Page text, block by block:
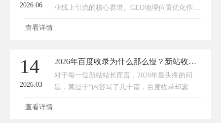
2026.06
业线上引流的核心赛道。GEO地理位置优化作为
本地商家、中小企业精准触达周边客源、抢占区
售后无保障、效果虚标等问题，很多企业花钱却
没流量、优化无转化，白白浪费营销预算。在
2026年全新的算法迭代和市场环境下，选对GEO
查看详情
14
2026.03
2026年百度收录为什么那么慢？新站收录慢，这样破局最有效
对于每一位新站站长而言，2026年最头疼的问
题，莫过于“内容写了几十篇，百度收录却寥寥
无几”。明明每天坚持更新，熬了数周甚至数
查看详情